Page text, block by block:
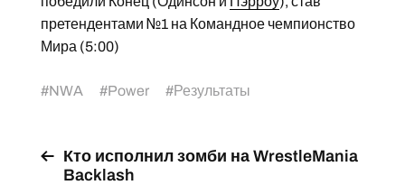
претендентами №1 на Командное чемпионство
Мира (5:00)
#NWA #Power #Результаты
Кто исполнил зомби на WrestleMania
Backlash